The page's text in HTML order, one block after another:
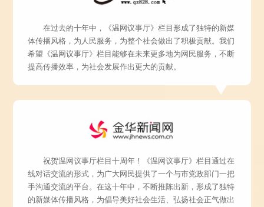
在过去的十年中，《温网议事厅》栏目形成了独特的新媒
体传播风格，为人民服务，为整个社会做出了积极贡献。我们
希望《温网议事厅》栏目能够在未来更多地为网民服务，不断
提高传播效率，为社会发展作出更大的贡献。
祝贺温网议事厅栏目十周年！《温网议事厅》栏目通过在
线对话交流的形式，为广大网民提供了一个与市党政部门一把
手沟通交流的平台。在这十年中，不断推陈出新，形成了独特
的新媒体传播风格，为倡导美好社会生活、弘扬社会正气做出